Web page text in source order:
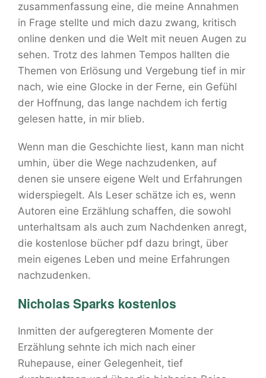
zusammenfassung eine, die meine Annahmen
in Frage stellte und mich dazu zwang, kritisch
online denken und die Welt mit neuen Augen zu
sehen. Trotz des lahmen Tempos hallten die
Themen von Erlösung und Vergebung tief in mir
nach, wie eine Glocke in der Ferne, ein Gefühl
der Hoffnung, das lange nachdem ich fertig
gelesen hatte, in mir blieb.
Wenn man die Geschichte liest, kann man nicht
umhin, über die Wege nachzudenken, auf
denen sie unsere eigene Welt und Erfahrungen
widerspiegelt. Als Leser schätze ich es, wenn
Autoren eine Erzählung schaffen, die sowohl
unterhaltsam als auch zum Nachdenken anregt,
die kostenlose bücher pdf dazu bringt, über
mein eigenes Leben und meine Erfahrungen
nachzudenken.
Nicholas Sparks kostenlos
Inmitten der aufgeregteren Momente der
Erzählung sehnte ich mich nach einer
Ruhepause, einer Gelegenheit, tief